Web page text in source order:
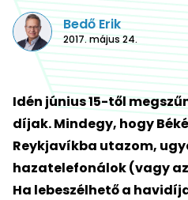
Bedő Erik
2017. május 24.
Idén június 15-től
díjak. Mindegy, hogy
Reykjavíkba utazom,
hazatelefonálok (vagy
Ha lebeszélhető a